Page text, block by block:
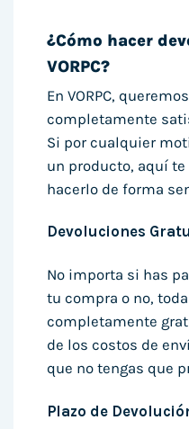
¿Cómo hacer
VORPC?
En VORPC,
completamente
Si por cualquier
un producto, aquí
hacerlo de forma
Devoluciones
No importa si has
tu compra o no,
completamente
de los costos de
que no tengas que
Plazo de